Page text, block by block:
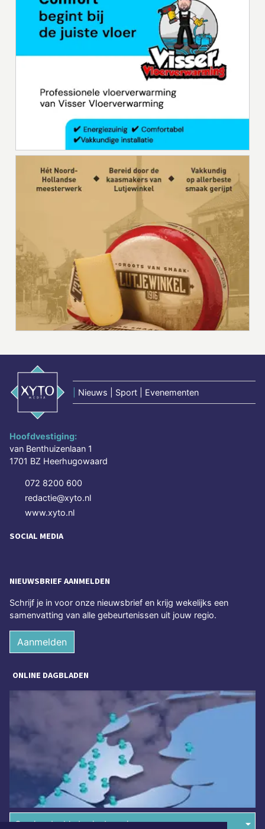
Nieuws | Sport | Evenementen
Hoofdvestiging:
van Benthuizenlaan 1
1701 BZ Heerhugowaard
072 8200 600
redactie@xyto.nl
www.xyto.nl
SOCIAL MEDIA
NIEUWSBRIEF AANMELDEN
Schrijf je in voor onze nieuwsbrief en krijg wekelijks een
samenvatting van alle gebeurtenissen uit jouw regio.
Aanmelden
ONLINE DAGBLADEN
Overige dagbladen in de regio